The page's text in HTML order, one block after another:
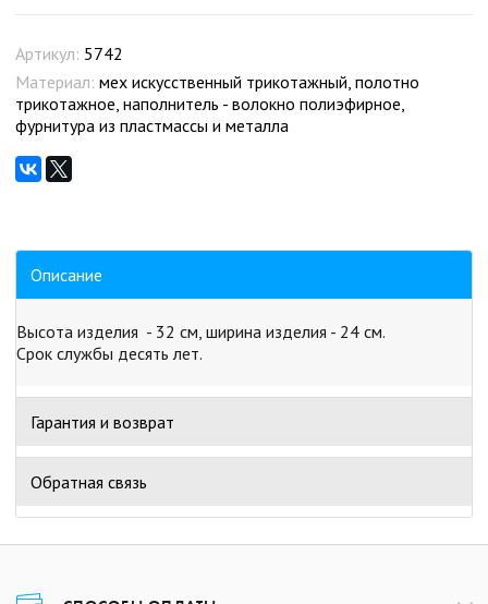
Артикул: 5742
Материал: мех искусственный трикотажный, полотно
трикотажное, наполнитель - волокно полиэфирное,
фурнитура из пластмассы и металла
Описание
Высота изделия - 32 см, ширина изделия - 24 см.
Срок службы десять лет.
Гарантия и возврат
Обратная связь